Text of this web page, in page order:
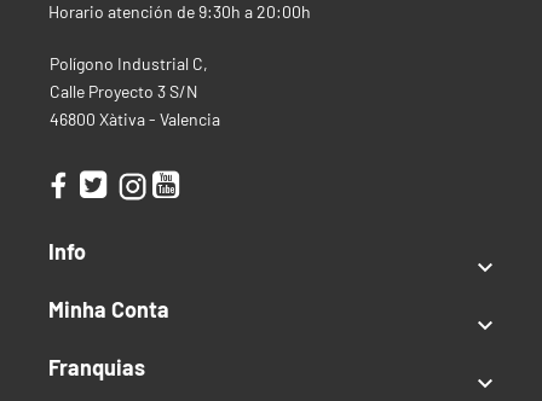
Horario atención de 9:30h a 20:00h
Polígono Industrial C,
Calle Proyecto 3 S/N
46800 Xàtiva - Valencia
Info

Minha Conta

Franquias
